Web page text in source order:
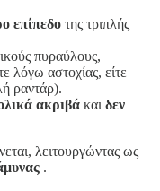
επίπεδο της τριπλής
πυραύλους,
λόγω αστοχίας, είτε
ραντάρ).
ακριβά και δεν
λειτουργώντας ως
.